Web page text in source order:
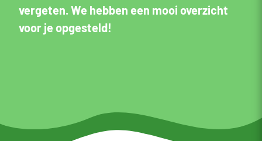
vergeten. We hebben een mooi overzicht
voor je opgesteld!